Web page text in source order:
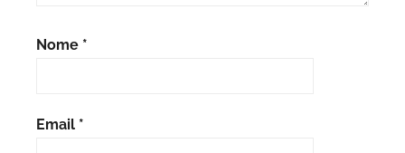
Nome *
Email *